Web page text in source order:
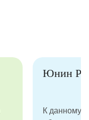
Юнин
К данному